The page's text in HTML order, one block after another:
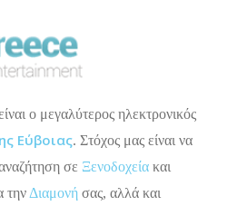
ο μεγαλύτερος ηλεκτρονικός
Εύβοιας. Στόχος μας είναι να
σε Ξενοδοχεία και
την Διαμονή σας, αλλά και